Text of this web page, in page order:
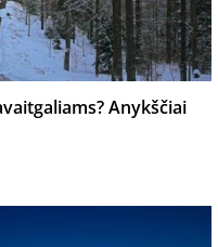
Anykščiai